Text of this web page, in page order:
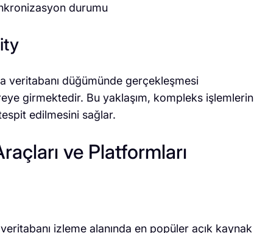
durumu
veritabanı düğümünde gerçekleşmesi
girmektedir. Bu yaklaşım, kompleks işlemlerin
edilmesini sağlar.
ve Platformları
izleme alanında en popüler açık kaynak